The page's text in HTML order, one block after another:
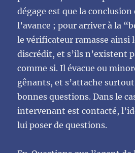
dégage est que la conclusion
l’avance ; pour arriver à la
le vérificateur ramasse ainsi
discrédit, et s’ils n’existent
comme si. Il évacue ou
gênants, et s’attache
bonnes questions. Dans le
intervenant est contacté,
lui poser de questions.